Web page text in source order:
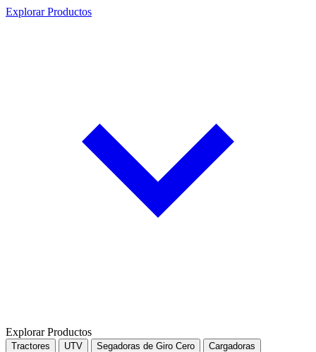
Explorar Productos
Explorar Productos
Tractores UTV Segadoras de Giro Cero Cargadoras